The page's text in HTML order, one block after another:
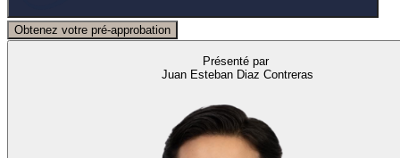
Obtenez votre pré-approbation
Présenté par
Juan Esteban Diaz Contreras